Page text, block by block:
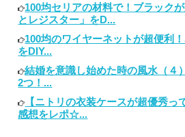
100均セリアの材料で！ブラック
とレジスター」をD...
100均のワイヤーネットが超便利
をDIY...
結婚を意識し始めた時の風水（４
2つ！...
【ニトリの衣装ケースが超優秀っ
感想をレポ☆...